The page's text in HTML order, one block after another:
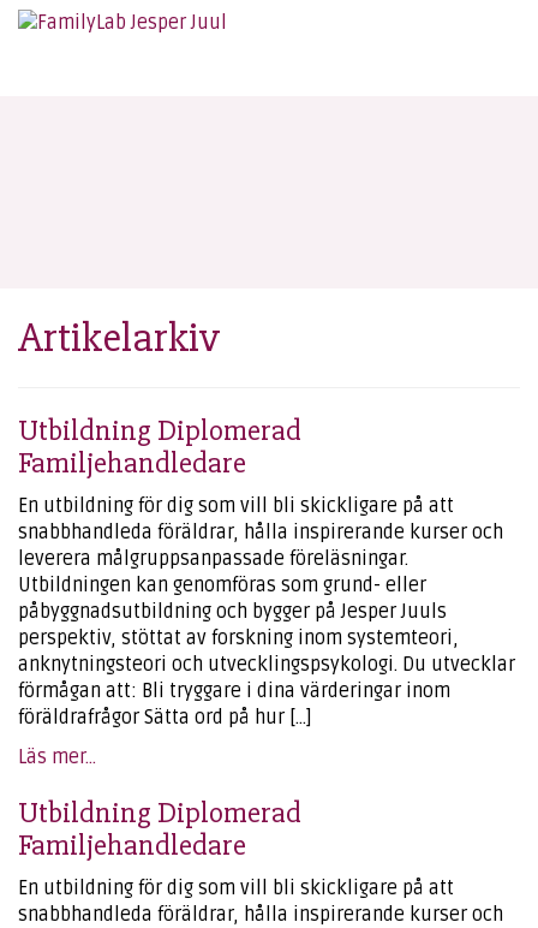
Artikelarkiv
Utbildning Diplomerad
Familjehandledare
En utbildning för dig som vill bli skickligare på att
snabbhandleda föräldrar, hålla inspirerande kurser och
leverera målgruppsanpassade föreläsningar.
Utbildningen kan genomföras som grund- eller
påbyggnadsutbildning och bygger på Jesper Juuls
perspektiv, stöttat av forskning inom systemteori,
anknytningsteori och utvecklingspsykologi. Du utvecklar
förmågan att: Bli tryggare i dina värderingar inom
föräldrafrågor Sätta ord på hur […]
Läs mer...
Utbildning Diplomerad
Familjehandledare
En utbildning för dig som vill bli skickligare på att
snabbhandleda föräldrar, hålla inspirerande kurser och